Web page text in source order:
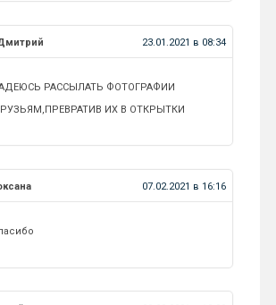
23.01.2021 в 08:34
РАССЫЛАТЬ ФОТОГРАФИИ
ИХ В ОТКРЫТКИ
07.02.2021 в 16:16